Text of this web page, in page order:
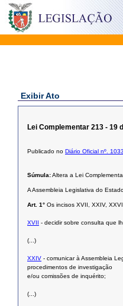
Exibir Ato
Lei Complementar 213 - 19
Publicado no Diário Oficial nº.
Súmula:Altera a Lei
A Assembleia Legislativa do
Art. 1° Os incisos XVII, XXIV,
XVII - decidir sobre consulta que
(...)
XXIV - comunicar à Assembleia
procedimentos de investigação
e/ou comissões de inquérito;
(...)